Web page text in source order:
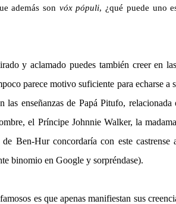
además son vóx pópuli, ¿qué puede uno
y aclamado puedes también creer en
parece motivo suficiente para echarse a
las enseñanzas de Papá Pitufo,
el Príncipe Johnnie Walker, la
Ben-Hur concordaría con este
binomio en Google y sorpréndase).
es que apenas manifiestan sus